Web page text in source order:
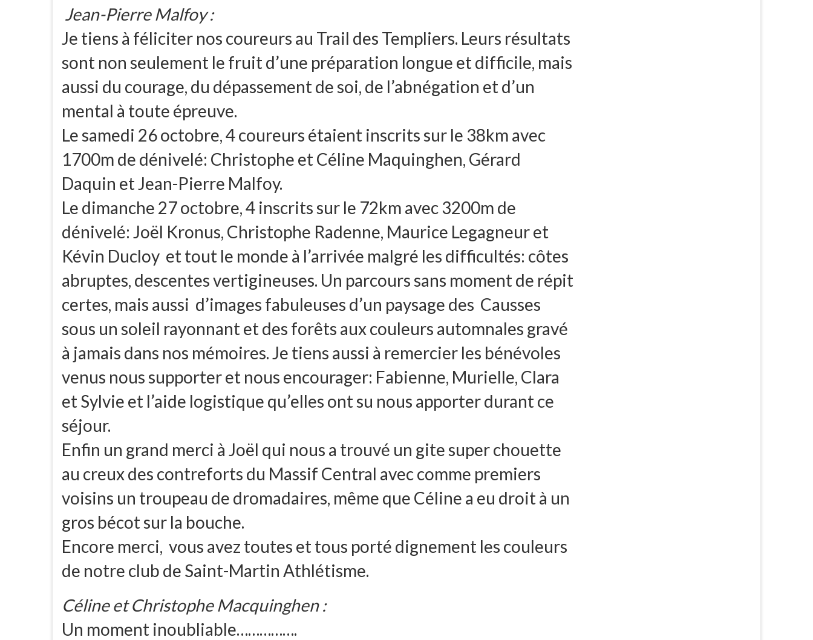
Jean-Pierre Malfoy :
Je tiens à féliciter nos coureurs au Trail des Templiers. Leurs résultats
sont non seulement le fruit d’une préparation longue et difficile, mais
aussi du courage, du dépassement de soi, de l’abnégation et d’un
mental à toute épreuve.
Le samedi 26 octobre, 4 coureurs étaient inscrits sur le 38km avec
1700m de dénivelé: Christophe et Céline Maquinghen, Gérard
Daquin et Jean-Pierre Malfoy.
Le dimanche 27 octobre, 4 inscrits sur le 72km avec 3200m de
dénivelé: Joël Kronus, Christophe Radenne, Maurice Legagneur et
Kévin Ducloy et tout le monde à l’arrivée malgré les difficultés: côtes
abruptes, descentes vertigineuses. Un parcours sans moment de répit
certes, mais aussi d’images fabuleuses d’un paysage des Causses
sous un soleil rayonnant et des forêts aux couleurs automnales gravé
à jamais dans nos mémoires. Je tiens aussi à remercier les bénévoles
venus nous supporter et nous encourager: Fabienne, Murielle, Clara
et Sylvie et l’aide logistique qu’elles ont su nous apporter durant ce
séjour.
Enfin un grand merci à Joël qui nous a trouvé un gite super chouette
au creux des contreforts du Massif Central avec comme premiers
voisins un troupeau de dromadaires, même que Céline a eu droit à un
gros bécot sur la bouche.
Encore merci, vous avez toutes et tous porté dignement les couleurs
de notre club de Saint-Martin Athlétisme.
Céline et Christophe Macquinghen :
Un moment inoubliable…………….